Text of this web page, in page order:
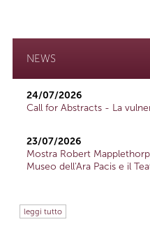
NEWS
24/07/2026
Call for Abstracts - La
23/07/2026
Mostra Robert
Museo dell'Ara Pacis e il
leggi tutto